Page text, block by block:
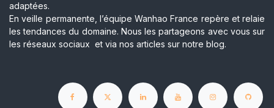
adaptées.
En veille permanente, l’équipe Wanhao France repère et relaie
les tendances du domaine. Nous les partageons avec vous sur
les réseaux sociaux et via nos articles sur notre blog.